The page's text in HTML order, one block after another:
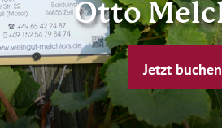
Otto
Jetzt buchen